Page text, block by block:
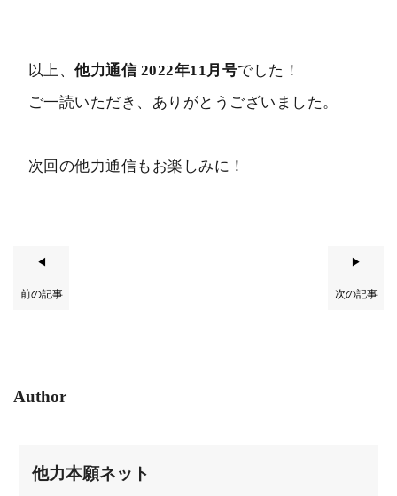
以上、他力通信 2022年11月号でした！
ご一読いただき、ありがとうございました。
次回の他力通信もお楽しみに！
◀
前の記事
▶
次の記事
Author
他力本願ネット